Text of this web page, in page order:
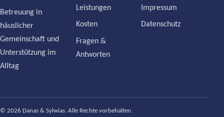
Betreuung in
häuslicher
Gemeinschaft und
Unterstützung im
Alltag
Leistungen
Kosten
Fragen &
Antworten
Impressum
Datenschutz
© 2026 Danas & Sylwias. Alle Rechte vorbehalten.